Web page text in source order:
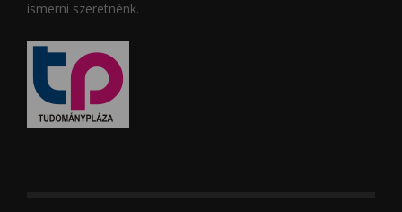
ismerni szeretnénk.